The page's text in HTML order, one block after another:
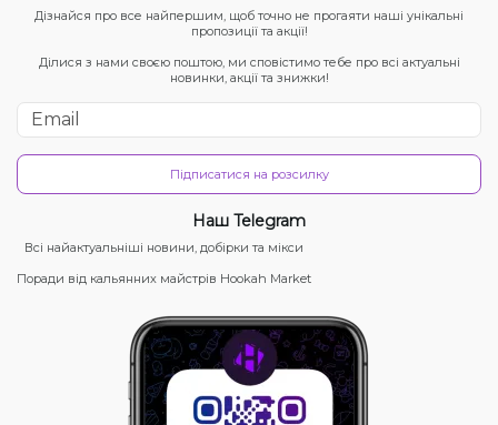
Дізнайся про все найпершим, щоб точно не прогаяти наші унікальні
пропозиції та акції!
Ділися з нами своєю поштою, ми сповістимо тебе про всі актуальні
новинки, акції та знижки!
Підписатися на розсилку
Наш Telegram
Всі найактуальніші новини, добірки та мікси
Поради від кальянних майстрів Hookah Market